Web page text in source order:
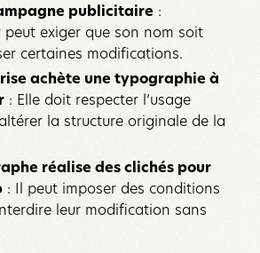
publicitaire :
peut exiger que son nom soit
certaines modifications.
achète une typographie à
: Elle doit respecter l’usage
la structure originale de la
réalise des clichés pour
: Il peut imposer des conditions
leur modification sans